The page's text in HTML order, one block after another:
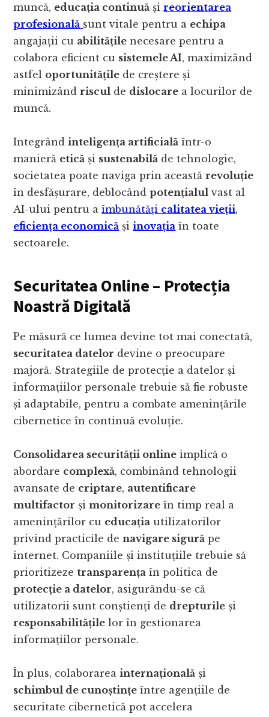
muncă, educația continuă șireorientarea
profesională sunt vitale pentru a echipa
angajații cu abilitățile necesare pentru a
colabora eficient cu sistemele AI, maximizând
astfel oportunitățile de creștere și
minimizândriscul de dislocare a locurilor de
muncă.
Integrândinteligența artificială într-o
manieră etică și sustenabilă de tehnologie,
societatea poate naviga prin aceastărevoluție
în desfășurare, deblocândpotențialul vast al
AI-ului pentru aîmbunătăți calitatea vieții,
eficiența economică șiinovația în toate
sectoarele.
Securitatea Online – Protecția
Noastră Digitală
Pe măsură ce lumea devine tot mai conectată,
securitatea datelor devine o preocupare
majoră. Strategiile de protecție a datelor și
informațiilor personale trebuie să fie robuste
și adaptabile, pentru a combate amenințările
cibernetice în continuă evoluție.
Consolidarea securității online implică o
abordare complexă, combinând tehnologii
avansate de criptare, autentificare
multifactor șimonitorizare în timp real a
amenințărilor cu educația utilizatorilor
privind practicile denavigare sigură pe
internet. Companiile și instituțiile trebuie să
prioritizezetransparența în politica de
protecție a datelor, asigurându-se că
utilizatorii sunt conștienți de drepturile și
responsabilitățile lor în gestionarea
informațiilor personale.
În plus, colaborareainternațională și
schimbul de cunoștințe între agențiile de
securitate cibernetică pot accelera